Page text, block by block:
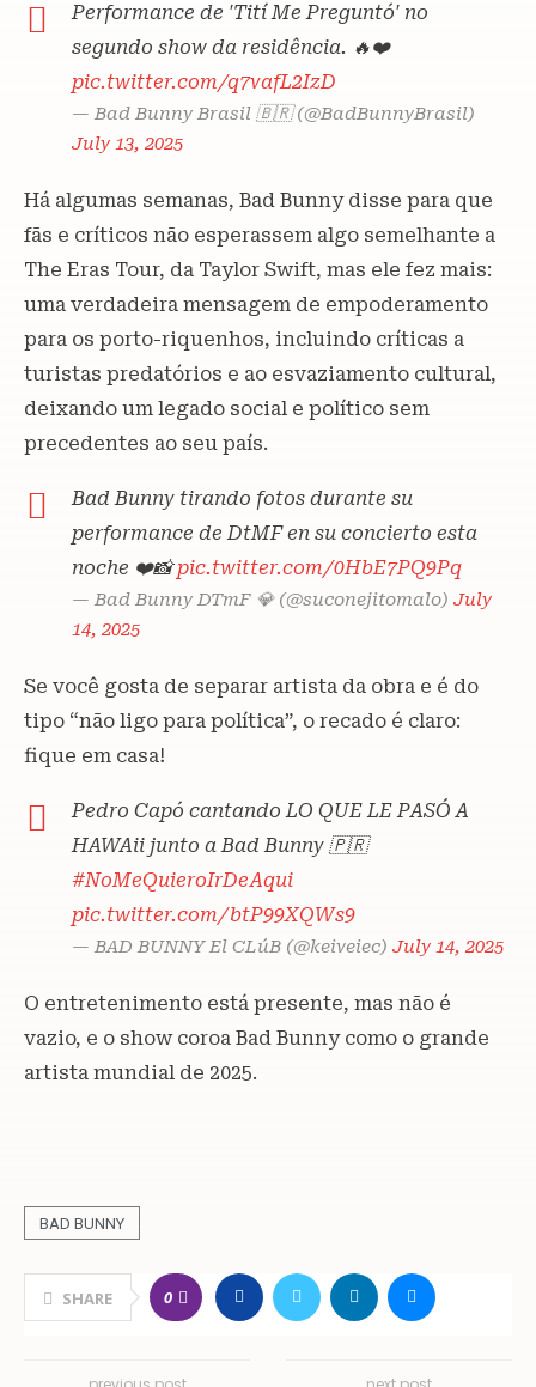
Performance de 'Tití Me Preguntó' no
segundo show da residência. 🔥❤️
pic.twitter.com/q7vafL2IzD
— Bad Bunny Brasil 🇧🇷 (@BadBunnyBrasil)
July 13, 2025
Há algumas semanas, Bad Bunny disse para que
fãs e críticos não esperassem algo semelhante a
The Eras Tour, da Taylor Swift, mas ele fez mais:
uma verdadeira mensagem de empoderamento
para os porto-riquenhos, incluindo críticas a
turistas predatórios e ao esvaziamento cultural,
deixando um legado social e político sem
precedentes ao seu país.
Bad Bunny tirando fotos durante su
performance de DtMF en su concierto esta
noche ❤️📸pic.twitter.com/0HbE7PQ9Pq
— Bad Bunny DTmF 💎 (@suconejitomalo) July
14, 2025
Se você gosta de separar artista da obra e é do
tipo “não ligo para política”, o recado é claro:
fique em casa!
Pedro Capó cantando LO QUE LE PASÓ A
HAWAii junto a Bad Bunny 🇵🇷
#NoMeQuieroIrDeAqui
pic.twitter.com/btP99XQWs9
— BAD BUNNY El CLúB (@keiveiec) July 14, 2025
O entretenimento está presente, mas não é
vazio, e o show coroa Bad Bunny como o grande
artista mundial de 2025.
BAD BUNNY
SHARE 0